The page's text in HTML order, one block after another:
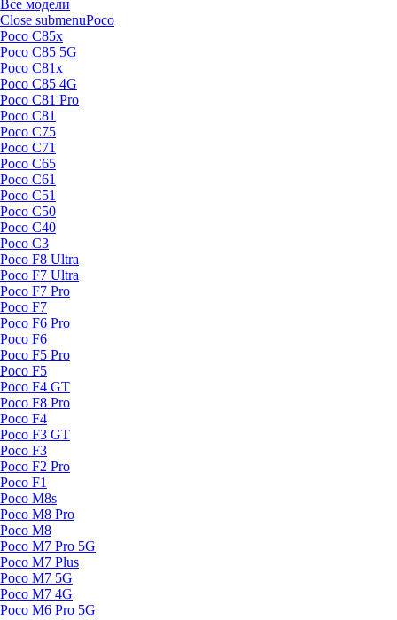
Все модели
Close submenuPoco
Poco C85x
Poco C85 5G
Poco C81x
Poco C85 4G
Poco C81 Pro
Poco C81
Poco C75
Poco C71
Poco C65
Poco C61
Poco C51
Poco C50
Poco C40
Poco C3
Poco F8 Ultra
Poco F7 Ultra
Poco F7 Pro
Poco F7
Poco F6 Pro
Poco F6
Poco F5 Pro
Poco F5
Poco F4 GT
Poco F8 Pro
Poco F4
Poco F3 GT
Poco F3
Poco F2 Pro
Poco F1
Poco M8s
Poco M8 Pro
Poco M8
Poco M7 Pro 5G
Poco M7 Plus
Poco M7 5G
Poco M7 4G
Poco M6 Pro 5G